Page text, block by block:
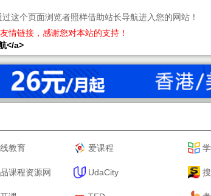
这个页面浏览者照样借助站长导航进入您的网站！
情链接，感谢您对本站的支持！
</a>
教育 爱课程
课程资源网 UdaCity